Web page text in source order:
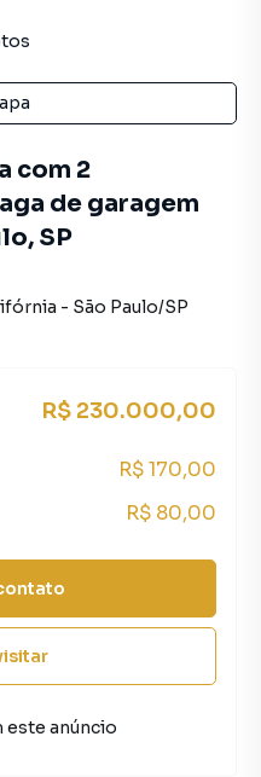
com 2
de garagem
SP
- São Paulo/SP
R$ 230.000,00
R$ 170,00
R$ 80,00
este anúncio